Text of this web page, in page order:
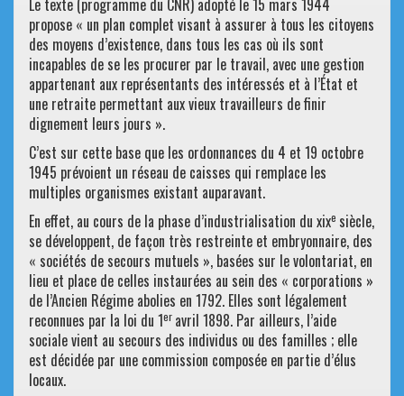
Le texte (programme du CNR) adopté le 15 mars 1944
propose « un plan complet visant à assurer à tous les citoyens
des moyens d’existence, dans tous les cas où ils sont
incapables de se les procurer par le travail, avec une gestion
appartenant aux représentants des intéressés et à l’État et
une retraite permettant aux vieux travailleurs de finir
dignement leurs jours ».
C’est sur cette base que les ordonnances du 4 et 19 octobre
1945 prévoient un réseau de caisses qui remplace les
multiples organismes existant auparavant.
En effet, au cours de la phase d’industrialisation du xixe siècle,
se développent, de façon très restreinte et embryonnaire, des
« sociétés de secours mutuels », basées sur le volontariat, en
lieu et place de celles instaurées au sein des « corporations »
de l’Ancien Régime abolies en 1792. Elles sont légalement
reconnues par la loi du 1er avril 1898. Par ailleurs, l’aide
sociale vient au secours des individus ou des familles ; elle
est décidée par une commission composée en partie d’élus
locaux.